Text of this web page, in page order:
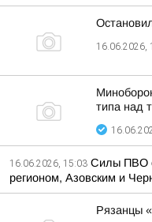
16.06.2026,
типа над
16.06.2026, 15:03 Силы ПВО с
регионом, Азовским и
Рязанцы